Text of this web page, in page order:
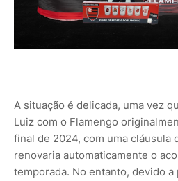
A situação é delicada, uma vez
Luiz com o Flamengo
final de 2024, com uma cláusula
renovaria automaticamente o
temporada. No entanto, devido